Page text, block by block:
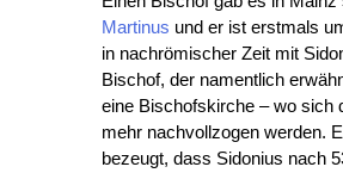
Martinus und er ist erstmals
in nachrömischer Zeit mit
Bischof, der namentlich
eine Bischofskirche – wo sich
mehr nachvollzogen werden.
bezeugt, dass Sidonius nach